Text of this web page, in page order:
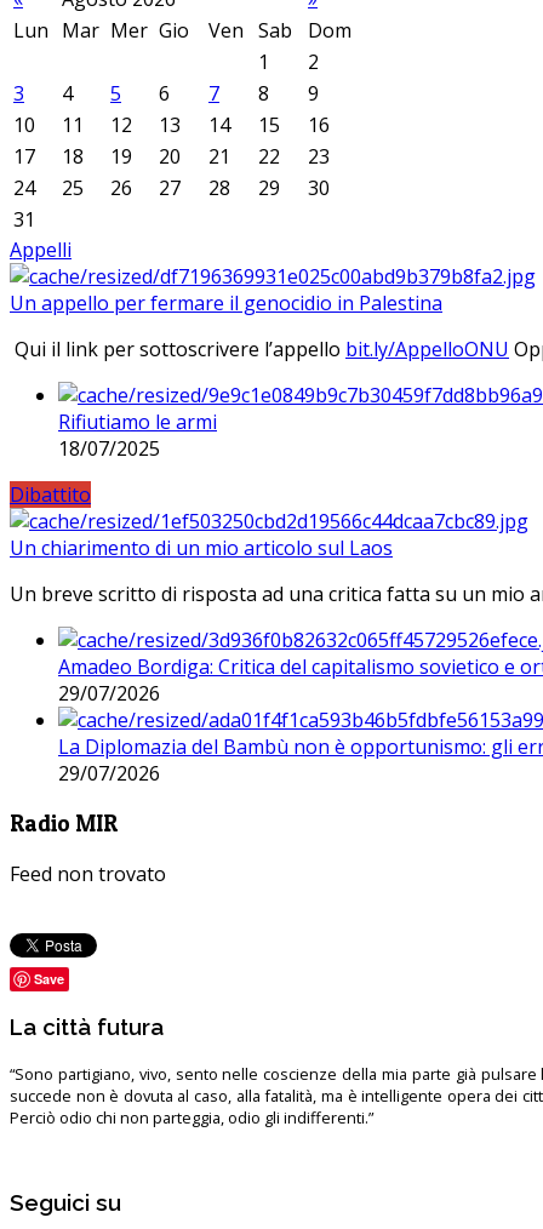
Lun Mar Mer Gio Ven Sab
Dom
1
2
3
4 5 6 7 8
9
10
11 12 13 14 15
16
17
18 19 20 21 22
23
24
25 26 27 28 29
30
31
Appelli
Un appello per fermare il genocidio in Palestina
Qui il link per sottoscrivere l’appello bit.ly/AppelloONU
Rifiutiamo le armi
18/07/2025
Dibattito
Un chiarimento di un mio articolo sul Laos
Un breve scritto di risposta ad una critica fatta su un mio
Amadeo Bordiga: Critica del capitalismo sovietico e
29/07/2026
La Diplomazia del Bambù non è opportunismo: gli
29/07/2026
Radio MIR
Feed non trovato
Save
La città futura
“Sono partigiano, vivo, sento nelle coscienze della mia parte già pulsare
succede non è dovuta al caso, alla fatalità, ma è intelligente opera dei
Perciò odio chi non parteggia, odio gli indifferenti.”
Seguici su